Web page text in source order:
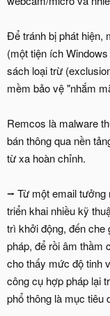
Để tránh bị phát hiện,
(một tiện ích
sách loại trừ
mềm bảo vệ "nhắm
Remcos là malware
bán thông qua nền
từ xa hoàn chỉnh.
⭢ Từ một email tưởng
triển khai nhiều kỹ
trì khởi động, đến che
pháp, để rồi âm thầm
cho thấy mức độ tinh
công cụ hợp pháp lại
phổ thông là mục tiêu